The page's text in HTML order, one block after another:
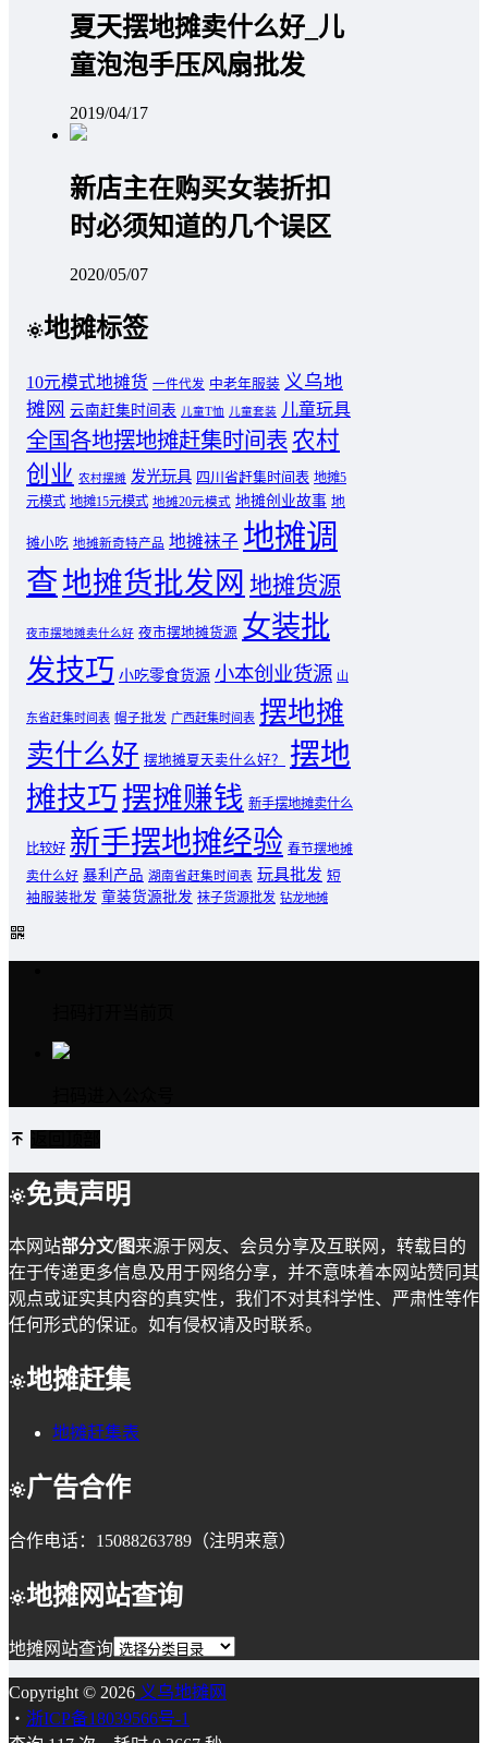
夏天摆地摊卖什么好_儿
童泡泡手压风扇批发
2019/04/17
新店主在购买女装折扣
时必须知道的几个误区
2020/05/07
地摊标签
10元模式地摊货 一件代发 中老年服装 义乌地
摊网 云南赶集时间表 儿童T恤 儿童套装 儿童玩具
全国各地摆地摊赶集时间表 农村
创业 农村摆摊 发光玩具 四川省赶集时间表 地摊5
元模式 地摊15元模式 地摊20元模式 地摊创业故事 地
摊小吃 地摊新奇特产品 地摊袜子 地摊调
查地摊货批发网 地摊货源
夜市摆地摊卖什么好 夜市摆地摊货源 女装批
发技巧 小吃零食货源 小本创业货源 山
东省赶集时间表 帽子批发 广西赶集时间表 摆地摊
卖什么好 摆地摊夏天卖什么好？
摆地
摊技巧摆摊赚钱 新手摆地摊卖什么
比较好 新手摆地摊经验 春节摆地摊
卖什么好 暴利产品 湖南省赶集时间表 玩具批发 短
袖服装批发 童装货源批发 袜子货源批发 钻龙地摊
免责声明
本网站部分文/图来源于网友、会员分享及互联网，转载目的
在于传递更多信息及用于网络分享，并不意味着本网站赞同其
观点或证实其内容的真实性，我们不对其科学性、严肃性等作
任何形式的保证。如有侵权请及时联系。
地摊赶集
地摊赶集表
广告合作
合作电话：15088263789（注明来意）
地摊网站查询
地摊网站查询
Copyright © 2026 义乌地摊网
・ 浙ICP备18039566号-1